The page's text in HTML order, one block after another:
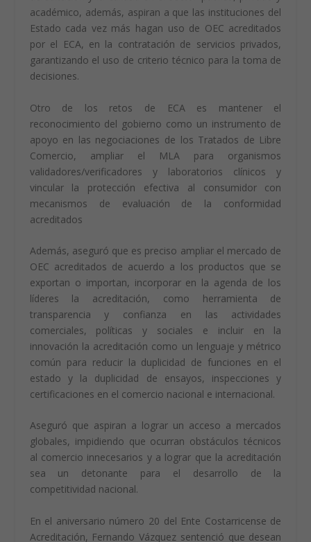
desarrollo y el crecimiento de la institución, la
aplicación de la regla fiscal a la empresa a pesar de ser
desde el 2019 una organización que se autofinancia. En
cuanto a los principales retos que enfrenta la
organización conforme a lo expuesto por Fernando
acreditación y la calidad en el sector público, privado y
académico, además, aspiran a que las instituciones del
Estado cada vez más hagan uso de OEC acreditados
por el ECA, en la contratación de servicios privados,
garantizando el uso de criterio técnico para la toma de
decisiones.
Otro de los retos de ECA es mantener el
apoyo en las negociaciones de los Tratados de Libre
Comercio, ampliar el MLA para organismos
validadores/verificadores y laboratorios clínicos y
vincular la protección efectiva al consumidor con
mecanismos de evaluación de la conformidad
acreditados
Además, aseguró que es preciso ampliar el mercado de
OEC acreditados de acuerdo a los productos que se
exportan o importan, incorporar en la agenda de los
transparencia y confianza en las actividades
comerciales, políticas y sociales e incluir en la
innovación la acreditación como un lenguaje y métrico
común para reducir la duplicidad de funciones en el
estado y la duplicidad de ensayos, inspecciones y
Aseguró que aspiran a lograr un acceso a mercados